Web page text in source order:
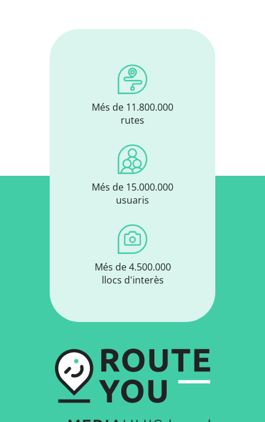
Més de 11.800.000
rutes
Més de 15.000.000
usuaris
Més de 4.500.000
llocs d'interès